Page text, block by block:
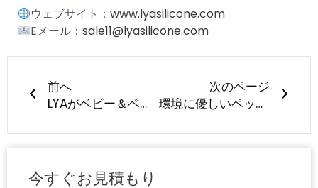
ウェブサイト：www.lyasilicone.com
Eメール：sale11@lyasilicone.com
前へ
LYAがベビー＆ペット用シリコーン製品市場で信頼を勝ち取るまで
次のページ
環境に優しいペット、よりスマートな製造
今すぐお見積もり